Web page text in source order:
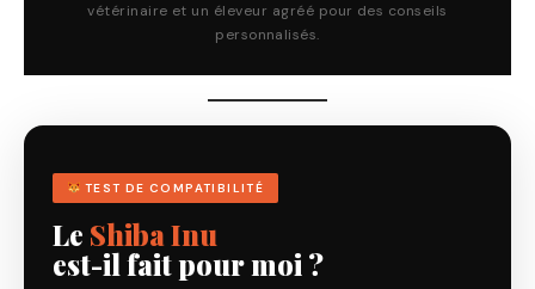
vétérinaire et un éleveur agréé pour des conseils
personnalisés.
TEST DE COMPATIBILITÉ
Le Shiba Inu
est-il fait pour moi ?